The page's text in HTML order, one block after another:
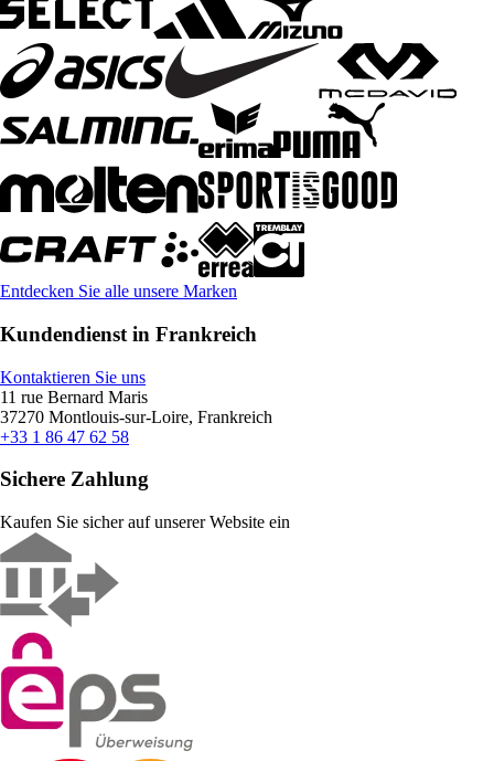
Entdecken Sie alle unsere Marken
Kundendienst in Frankreich
Kontaktieren Sie uns
11 rue Bernard Maris
37270 Montlouis-sur-Loire, Frankreich
+33 1 86 47 62 58
Sichere Zahlung
Kaufen Sie sicher auf unserer Website ein